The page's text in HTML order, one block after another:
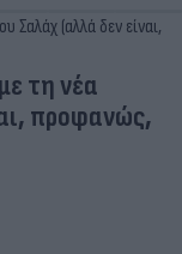
τη νέα
προφανώς,